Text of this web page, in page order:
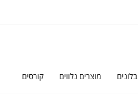
בלונים מוצרים נלווים קורסים